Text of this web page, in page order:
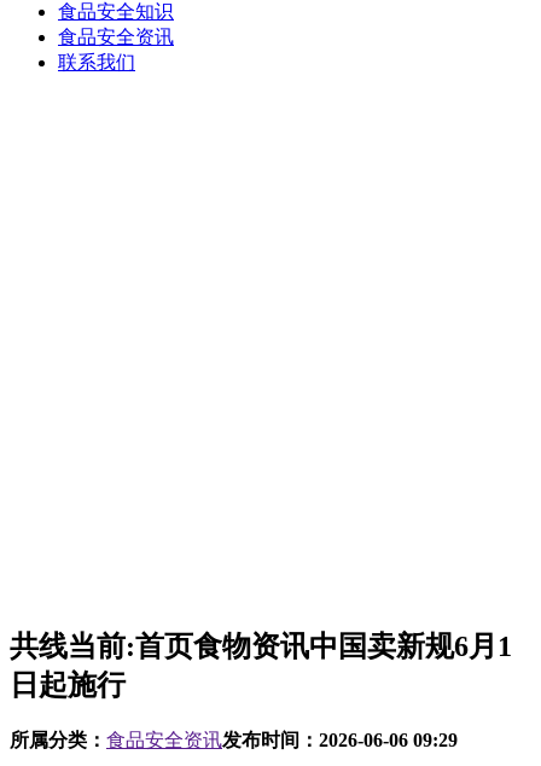
食品安全知识
食品安全资讯
联系我们
共线当前:首页食物资讯中国卖新规6月1
日起施行
所属分类： 食品安全资讯发布时间： 2026-06-06 09:29